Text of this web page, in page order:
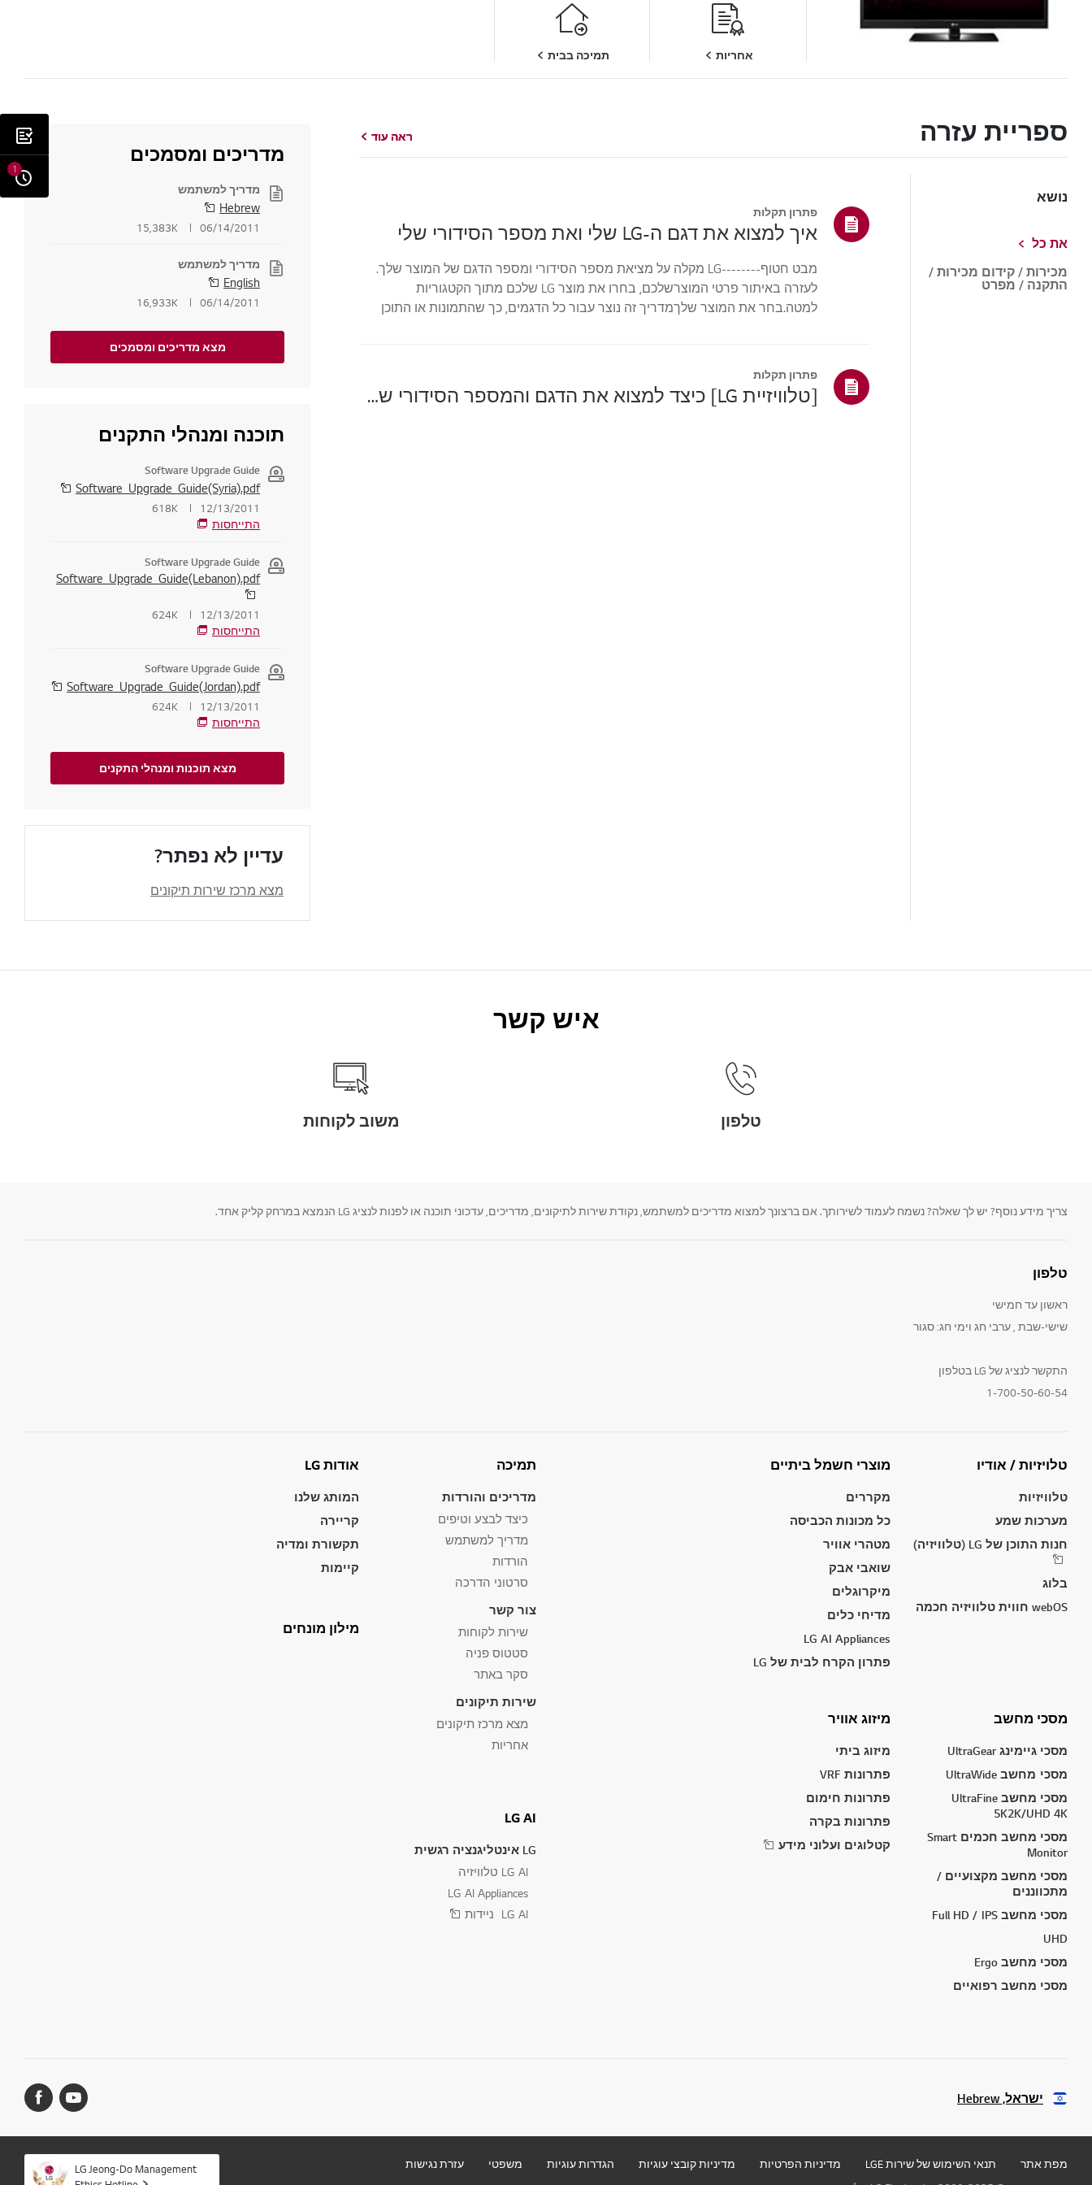
אחריות תמיכה בבית
ספריית עזרה ראה עוד
נושא
את כל
מכירות / קידום מכירות /
התקנה / מפרט
פתרון תקלות
איך למצוא את דגם ה-LG שלי ואת מספר הסידורי שלי
מבט חטוף--------LG מקלה על מציאת מספר הסידורי ומספר הדגם של המוצר שלך.
לעזרה באיתור פרטי המוצרשלכם, בחרו את מוצר LG שלכם מתוך הקטגוריות
למטה.בחר את המוצר שלךמדריך זה נוצר עבור כל הדגמים, כך שהתמונות או התוכן
פתרון תקלות
[טלוויזיית LG] כיצד למצוא את הדגם והמספר הסידורי של LG
ראה עוד
מדריכים ומסמכים
מדריך למשתמש
Hebrew
06/14/2011
15,383K
מדריך למשתמש
English
06/14/2011
16,933K
מצא מדריכים ומסמכים
תוכנה ומנהלי התקנים
Software Upgrade Guide
Software_Upgrade_Guide(Syria).pdf
12/13/2011
618K
התייחסות
Software Upgrade Guide
Software_Upgrade_Guide(Lebanon).pdf
12/13/2011
624K
התייחסות
Software Upgrade Guide
Software_Upgrade_Guide(Jordan).pdf
12/13/2011
624K
התייחסות
מצא תוכנות ומנהלי התקנים
עדיין לא נפתר?
מצא מרכז שירות תיקונים
איש קשר
טלפון משוב לקוחות
1
צריך מידע נוסף? יש לך שאלה? נשמח לעמוד לשירותך. אם ברצונך למצוא מדריכים למשתמש, נקודת שירות לתיקונים, מדריכים, עדכוני תוכנה או לפנות לנציג LG הנמצא במרחק קליק אחד.
טלפון
ראשון עד חמישי
שישי-שבת , ערבי חג וימי חג: סגור
התקשר לנציג של LG בטלפון
1-700-50-60-54
טלויזיות / אודיו
טלוויזיות
מערכות שמע
חנות התוכן של LG (טלוויזיה)
בלוג
webOS חווית טלוויזיה חכמה
מוצרי חשמל ביתיים
מקררים
כל מכונות הכביסה
מטהרי אוויר
שואבי אבק
מיקרוגלים
מדיחי כלים
LG AI Appliances
פתרון הקרח לבית של LG
מסכי מחשב
מסכי גיימינג UltraGear
מסכי מחשב UltraWide
מסכי מחשב UltraFine
5K2K/UHD 4K
מסכי מחשב חכמים Smart
Monitor
מסכי מחשב מקצועיים /
מתכווננים
מסכי מחשב Full HD / IPS
UHD
מסכי מחשב Ergo
מסכי מחשב רפואיים
מיזוג אוויר
מיזוג ביתי
פתרונות VRF
פתרונות חימום
פתרונות בקרה
קטלוגים ועלוני מידע
תמיכה
מדריכים והורדות
כיצד לבצע וטיפים
מדריך למשתמש
הורדות
סרטוני הדרכה
צור קשר
שירות לקוחות
סטטוס פניה
סקר באתר
שירות תיקונים
מצא מרכז תיקונים
אחריות
LG AI
LG אינטליגנציה רגשית
LG AI טלוויזיה
LG AI Appliances
LG AI ניידות
אודות LG
המותג שלנו
קריירה
תקשורת ומדיה
קיימות
מילון מונחים
ישראל, Hebrew
מפת אתר תנאי השימוש של שירות LGE מדיניות הפרטיות מדיניות קובצי עוגיות הגדרות עוגיות משפטי
עזרת נגישות
LG Jeong-Do Management